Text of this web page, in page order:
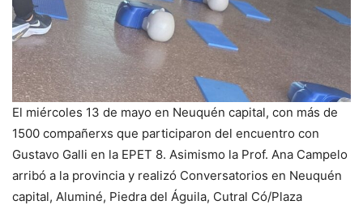
El miércoles 13 de mayo en Neuquén capital, con más de
1500 compañerxs que participaron del encuentro con
Gustavo Galli en la EPET 8. Asimismo la Prof. Ana Campelo
arribó a la provincia y realizó Conversatorios en Neuquén
capital, Aluminé, Piedra del Águila, Cutral Có/Plaza